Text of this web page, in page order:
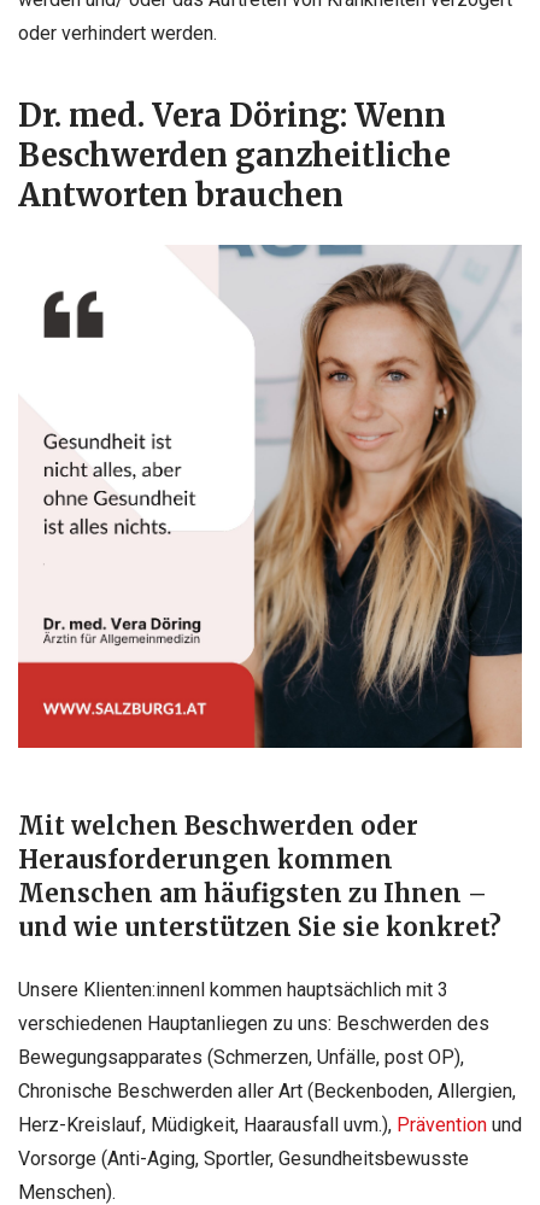
oder verhindert werden.
Dr. med. Vera Döring: Wenn
Beschwerden ganzheitliche
Antworten brauchen
Mit welchen Beschwerden oder
Herausforderungen kommen
Menschen am häufigsten zu Ihnen –
und wie unterstützen Sie sie konkret?
Unsere Klienten:innenl kommen hauptsächlich mit 3
verschiedenen Hauptanliegen zu uns: Beschwerden des
Bewegungsapparates (Schmerzen, Unfälle, post OP),
Chronische Beschwerden aller Art (Beckenboden, Allergien,
Herz-Kreislauf, Müdigkeit, Haarausfall uvm.), Prävention und
Vorsorge (Anti-Aging, Sportler, Gesundheitsbewusste
Menschen).